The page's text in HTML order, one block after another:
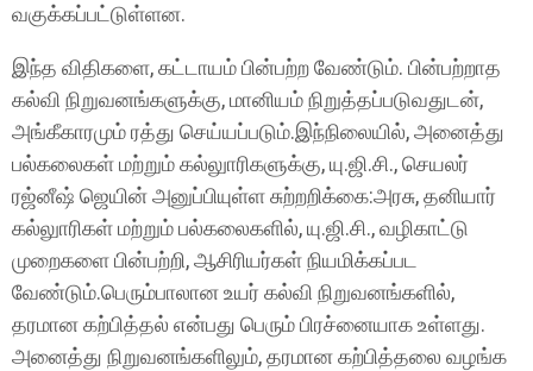
வகுக்கப்பட்டுள்ளன.
இந்த விதிகளை, கட்டாயம் பின்பற்ற வேண்டும். பின்பற்றாத
கல்வி நிறுவனங்களுக்கு, மானியம் நிறுத்தப்படுவதுடன்,
அங்கீகாரமும் ரத்து செய்யப்படும்.இந்நிலையில், அனைத்து
பல்கலைகள் மற்றும் கல்லுாரிகளுக்கு, யு.ஜி.சி., செயலர்
ரஜ்னீஷ் ஜெயின் அனுப்பியுள்ள சுற்றறிக்கை:அரசு, தனியார்
கல்லுாரிகள் மற்றும் பல்கலைகளில், யு.ஜி.சி., வழிகாட்டு
முறைகளை பின்பற்றி, ஆசிரியர்கள் நியமிக்கப்பட
வேண்டும்.பெரும்பாலான உயர் கல்வி நிறுவனங்களில்,
தரமான கற்பித்தல் என்பது பெரும் பிரச்னையாக உள்ளது.
அனைத்து நிறுவனங்களிலும், தரமான கற்பித்தலை வழங்க